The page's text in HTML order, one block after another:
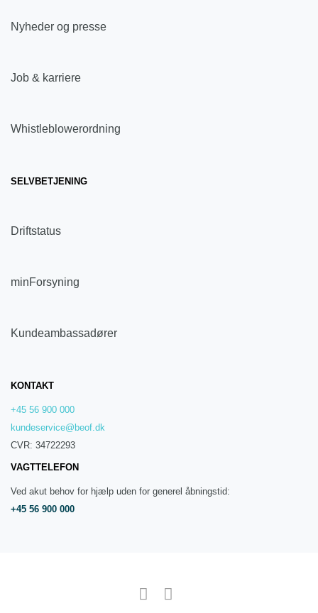
Nyheder og presse
Job & karriere
Whistleblowerordning
SELVBETJENING
Driftstatus
minForsyning
Kundeambassadører
KONTAKT
+45 56 900 000
kundeservice@beof.dk
CVR: 34722293
VAGTTELEFON
Ved akut behov for hjælp uden for generel åbningstid:
+45 56 900 000